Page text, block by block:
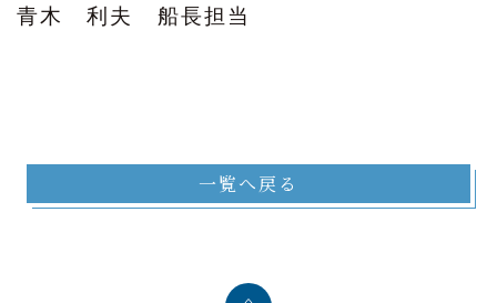
青木 利夫 船長担当
一覧へ戻る